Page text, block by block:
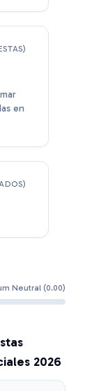
en
Neutral (0.00)
2026